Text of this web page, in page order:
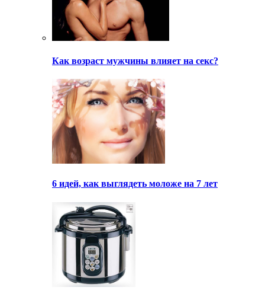
Как возраст мужчины влияет на секс?
6 идей, как выглядеть моложе на 7 лет